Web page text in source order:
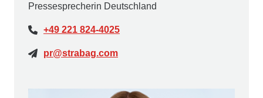
Pressesprecherin Deutschland
+49 221 824-4025
pr@strabag.com